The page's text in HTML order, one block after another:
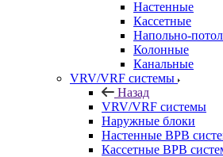
Настенные
Кассетные
Напольно-
Колонные
Канальные
VRV/VRF системы
Назад
VRV/VRF системы
Наружные блоки
Настенные ВРВ
Кассетные ВРВ